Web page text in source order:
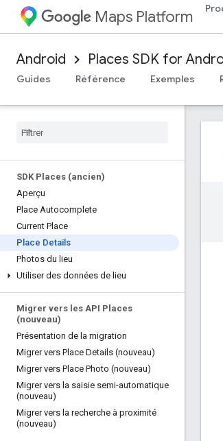
Maps Platform
Android Places SDK for
Guides
Référence Exemples
SDK Places (ancien)
Aperçu
Place Autocomplete
Current Place
Place Details
Photos du lieu
Utiliser des données de lieu
Migrer vers les API Places
(nouveau)
Présentation de la migration
Migrer vers Place Details (nouveau)
Migrer vers Place Photo (nouveau)
Migrer vers la saisie semi-automatique
(nouveau)
Migrer vers la recherche à proximité
(nouveau)